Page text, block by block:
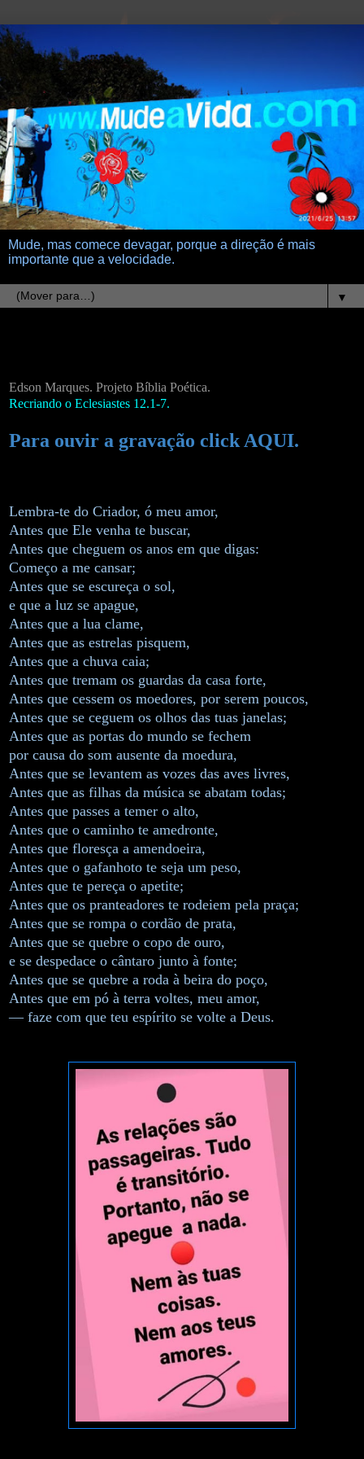
Mude, mas comece devagar, porque a direção é mais
importante que a velocidade.
▼
Edson Marques. Projeto Bíblia Poética.
Recriando o Eclesiastes 12.1-7.
Para ouvir a gravação click AQUI.
Lembra-te do Criador, ó meu amor,
Antes que Ele venha te buscar,
Antes que cheguem os anos em que digas:
Começo a me cansar;
Antes que se escureça o sol,
e que a luz se apague,
Antes que a lua clame,
Antes que as estrelas pisquem,
Antes que a chuva caia;
Antes que tremam os guardas da casa forte,
Antes que cessem os moedores, por serem poucos,
Antes que se ceguem os olhos das tuas janelas;
Antes que as portas do mundo se fechem
por causa do som ausente da moedura,
Antes que se levantem as vozes das aves livres,
Antes que as filhas da música se abatam todas;
Antes que passes a temer o alto,
Antes que o caminho te amedronte,
Antes que floresça a amendoeira,
Antes que o gafanhoto te seja um peso,
Antes que te pereça o apetite;
Antes que os pranteadores te rodeiem pela praça;
Antes que se rompa o cordão de prata,
Antes que se quebre o copo de ouro,
e se despedace o cântaro junto à fonte;
Antes que se quebre a roda à beira do poço,
Antes que em pó à terra voltes, meu amor,
— faze com que teu espírito se volte a Deus.